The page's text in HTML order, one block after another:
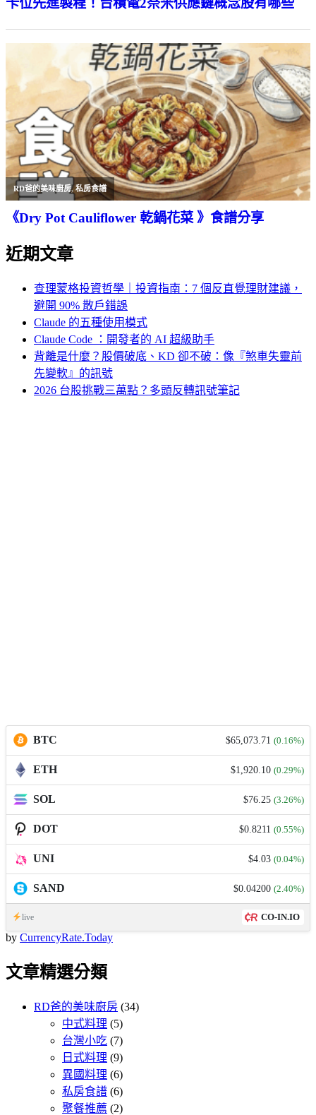
RD爸的美味廚房,私房食譜
《Dry Pot Cauliflower 乾鍋花菜 》食譜分享
近期文章
查理蒙格投資哲學｜投資指南：7 個反直覺理財建議，
避開 90% 散戶錯誤
Claude 的五種使用模式
Claude Code ：開發者的 AI 超級助手
背離是什麼？股價破底、KD 卻不破：像『煞車失靈前
先變軟』的訊號
2026 台股挑戰三萬點？多頭反轉訊號筆記
BTC $65,073.71 (0.16%)
ETH $1,920.10 (0.29%)
SOL $76.25 (3.26%)
DOT $0.8211 (0.55%)
UNI $4.03 (0.04%)
SAND $0.04200 (2.40%)
live CO-IN.IO
by CurrencyRate.Today
文章精選分類
RD爸的美味廚房 (34)
中式料理 (5)
台灣小吃 (7)
日式料理 (9)
異國料理 (6)
私房食譜 (6)
聚餐推薦 (2)